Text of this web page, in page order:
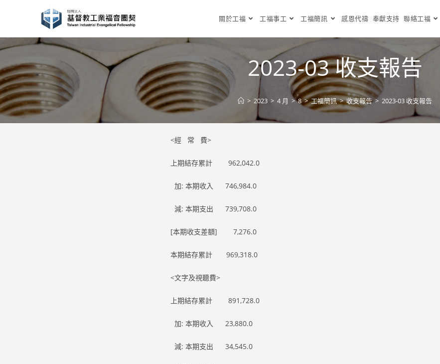
關於工福 工福事工 工福簡訊 感恩代禱 奉獻支持 聯絡工福
2023-03 收支報告
> 2023 > 4 月 > 8 > 工福簡訊 > 收支報告 > 2023-03 收支報告
<經 常 費>
上期結存累計 962,042.0
加: 本期收入 746,984.0
減: 本期支出 739,708.0
[本期收支差額] 7,276.0
本期結存累計 969,318.0
<文字及視聽費>
上期結存累計 891,728.0
加: 本期收入 23,880.0
減: 本期支出 34,545.0